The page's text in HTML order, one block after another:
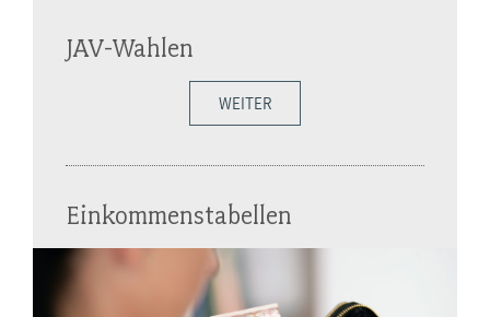
JAV-Wahlen
WEITER
Einkommenstabellen